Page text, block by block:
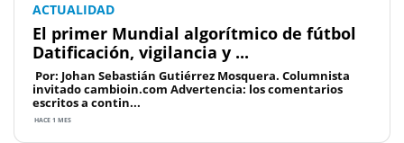
ACTUALIDAD
El primer Mundial algorítmico de fútbol
Datificación, vigilancia y ...
Por: Johan Sebastián Gutiérrez Mosquera. Columnista
invitado cambioin.com Advertencia: los comentarios
escritos a contin...
HACE 1 MES